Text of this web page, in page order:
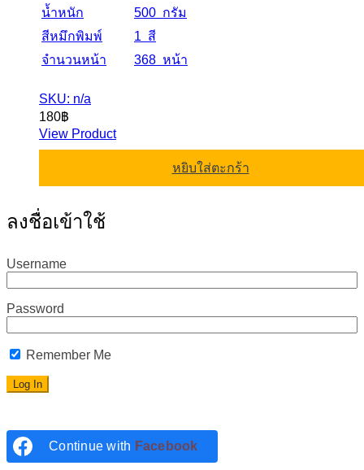
น้ำหนัก
500 กรัม
สีหมึกพิมพ์
1 สี
จำนวนหน้า
368 หน้า
SKU: n/a
180฿
View Product
หยิบใส่ตะกร้า
ลงชื่อเข้าใช้
Username
Password
Remember Me
Continue with Facebook